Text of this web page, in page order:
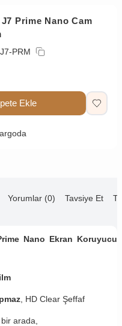
Prime Nano Cam
PRM
Ekle
Yorumlar (0) Tavsiye Et
Nano Ekran Koruyucu
, HD Clear Şeffaf
arada,